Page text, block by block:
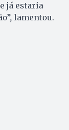
já estaria
lamentou.